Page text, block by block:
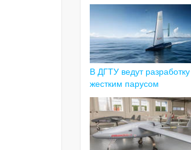
В ДГТУ ведут
жестким парусом